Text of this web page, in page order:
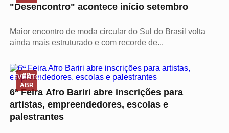
"Desencontro" acontece início setembro
Maior encontro de moda circular do Sul do Brasil volta
ainda mais estruturado e com recorde de...
22
ABR
EVENTOS
6ª Feira Afro Bariri abre inscrições para
artistas, empreendedores, escolas e
palestrantes